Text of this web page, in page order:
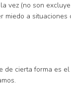
vez (no son
miedo a
de cierta forma es